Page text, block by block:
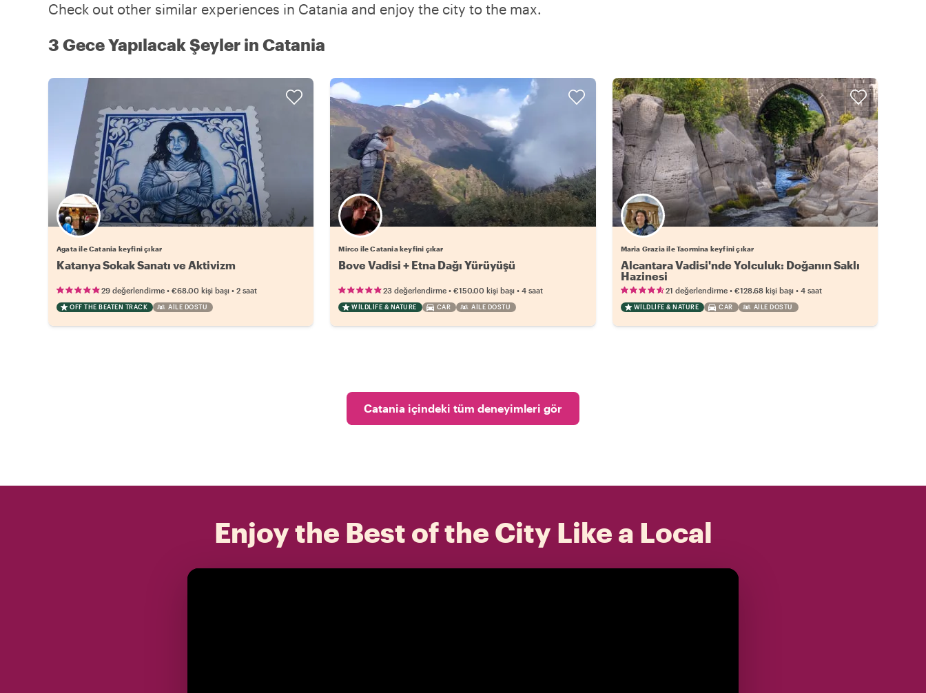
Check out other similar experiences in Catania and enjoy the city to the max.
3 Gece Yapılacak Şeyler in Catania
Agata ile Catania keyfini çıkar
Katanya Sokak Sanatı ve Aktivizm
29 değerlendirme • €68.00 kişi başı • 2 saat
OFF THE BEATEN TRACK AILE DOSTU
Mirco ile Catania keyfini çıkar
Bove Vadisi + Etna Dağı Yürüyüşü
23 değerlendirme •€150.00 kişi başı •4 saat
WILDLIFE & NATURE CAR AILE DOSTU
Maria Grazia ile Taormina keyfini çıkar
Alcantara Vadisi'nde Yolculuk: Doğanın Saklı
Hazinesi
21 değerlendirme• €128.68 kişi başı• 4 saat
WILDLIFE & NATURE CAR AILE DOSTU
Catania içindeki tüm deneyimleri gör
Enjoy the Best of the City Like a Local